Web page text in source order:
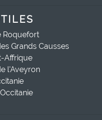
Roquefort
Grands Causses
Affrique
l'Aveyron